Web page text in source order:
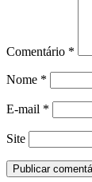
Comentário *
Nome *
E-mail *
Site